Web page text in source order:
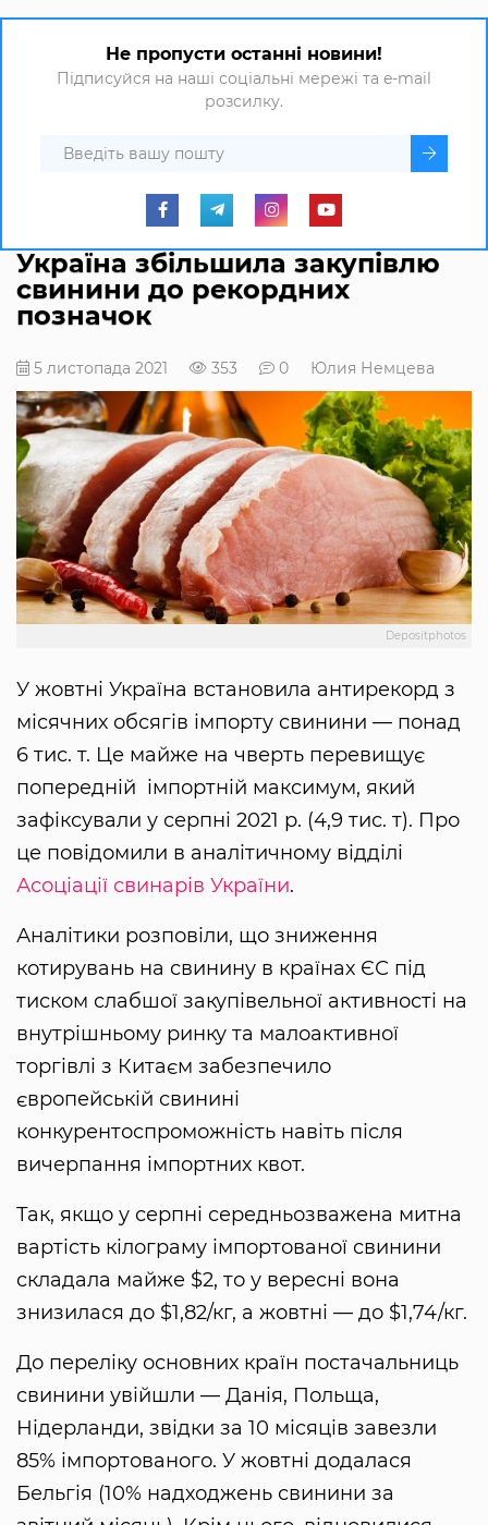
Не пропусти останні новини!
Підписуйся на наші соціальні мережі та e-mail
розсилку.
Україна збільшила закупівлю
свинини до рекордних
позначок
5 листопада 2021 353 0 Юлия Немцева
Depositphotos
У жовтні Україна встановила антирекорд з
місячних обсягів імпорту свинини — понад
6 тис. т. Це майже на чверть перевищує
попередній імпортній максимум, який
зафіксували у серпні 2021 р. (4,9 тис. т). Про
це повідомили в аналітичному відділі
Асоціації свинарів України.
Аналітики розповіли, що зниження
котирувань на свинину в країнах ЄС під
тиском слабшої закупівельної активності на
внутрішньому ринку та малоактивної
торгівлі з Китаєм забезпечило
європейській свинині
конкурентоспроможність навіть після
вичерпання імпортних квот.
Так, якщо у серпні середньозважена митна
вартість кілограму імпортованої свинини
складала майже $2, то у вересні вона
знизилася до $1,82/кг, а жовтні — до $1,74/кг.
До переліку основних країн постачальниць
свинини увійшли — Данія, Польща,
Нідерланди, звідки за 10 місяців завезли
85% імпортованого. У жовтні додалася
Бельгія (10% надходжень свинини за